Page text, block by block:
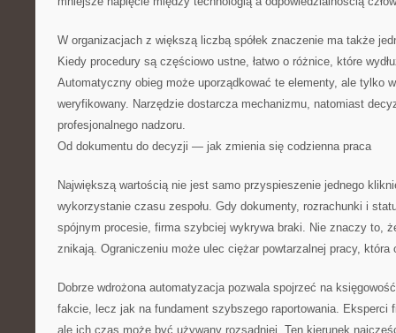
W organizacjach z większą liczbą spółek znaczenie ma także
Kiedy procedury są częściowo ustne, łatwo o różnice, które
Automatyczny obieg może uporządkować te elementy, ale tylko
weryfikowany. Narzędzie dostarcza mechanizmu, natomiast
profesjonalnego nadzoru.
Od dokumentu do decyzji — jak zmienia się codzienna praca
Największą wartością nie jest samo przyspieszenie jednego
wykorzystanie czasu zespołu. Gdy dokumenty, rozrachunki i
spójnym procesie, firma szybciej wykrywa braki. Nie znaczy to,
znikają. Ograniczeniu może ulec ciężar powtarzalnej pracy, która
Dobrze wdrożona automatyzacja pozwala spojrzeć na
fakcie, lecz jak na fundament szybszego raportowania. Eksperci
ale ich czas może być używany rozsądniej. Ten kierunek